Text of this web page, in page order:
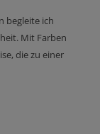
begleite ich
Mit Farben
die zu einer